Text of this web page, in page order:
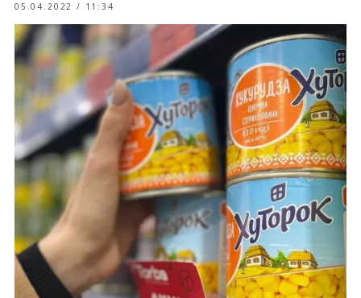
05.04.2022 / 11:34